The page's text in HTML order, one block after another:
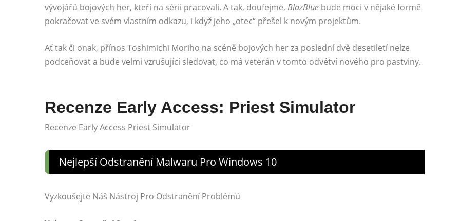
vývojářů bojových her, kteří na sérii pracovali. A tak, doufejme, BlazBlue bude moci v nějaké formě
pokračovat ve svém vlastním odkazu, i když jeho „otec“ přešel k novým projektům.
Ať tak či onak, přínos Toshimichi Moriho na scéně bojových her za poslední dvě desetiletí nelze
podceňovat a bude velmi vzrušující sledovat, co má veterán v tomto odvětví nového pro pastviny.
Recenze Early Access: Priest Simulator
Recenze Early Access Priest Simulator
Nejlepší Odstranění Malwaru Pro Windows 10
Vyzkoušejte Náš Nástroj Pro Odstranění Problémů